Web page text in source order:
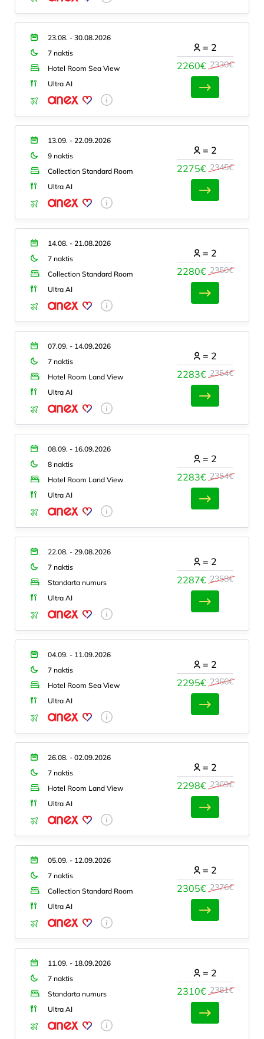
23.08. - 30.08.2026
7 naktis
Hotel Room Sea View
Ultra AI
2260€ 2330€
= 2
13.09. - 22.09.2026
9 naktis
Collection Standard Room
Ultra AI
2275€ 2345€
= 2
14.08. - 21.08.2026
7 naktis
Collection Standard Room
Ultra AI
2280€ 2350€
= 2
07.09. - 14.09.2026
7 naktis
Hotel Room Land View
Ultra AI
2283€ 2354€
= 2
08.09. - 16.09.2026
8 naktis
Hotel Room Land View
Ultra AI
2283€ 2354€
= 2
22.08. - 29.08.2026
7 naktis
Standarta numurs
Ultra AI
2287€ 2358€
= 2
04.09. - 11.09.2026
7 naktis
Hotel Room Sea View
Ultra AI
2295€ 2366€
= 2
26.08. - 02.09.2026
7 naktis
Hotel Room Land View
Ultra AI
2298€ 2369€
= 2
05.09. - 12.09.2026
7 naktis
Collection Standard Room
Ultra AI
2305€ 2376€
= 2
11.09. - 18.09.2026
7 naktis
Standarta numurs
Ultra AI
2310€ 2381€
= 2